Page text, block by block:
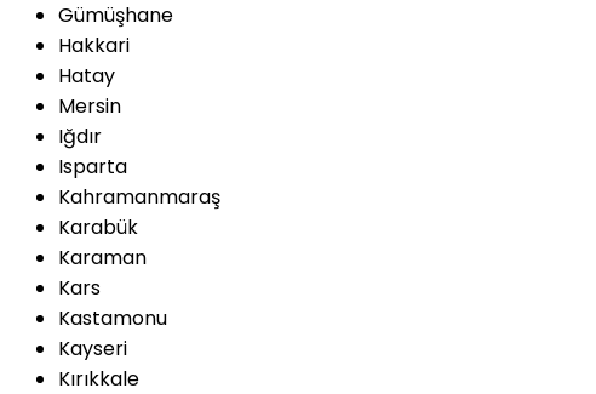
Gümüşhane
Hakkari
Hatay
Mersin
Iğdır
Isparta
Kahramanmaraş
Karabük
Karaman
Kars
Kastamonu
Kayseri
Kırıkkale